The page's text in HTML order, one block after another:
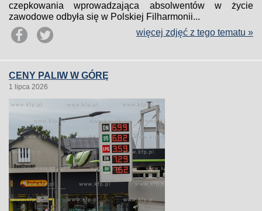
czepkowania wprowadzająca absolwentów w życie
zawodowe odbyła się w Polskiej Filharmonii...
więcej zdjęć z tego tematu »
CENY PALIW W GÓRĘ
1 lipca 2026